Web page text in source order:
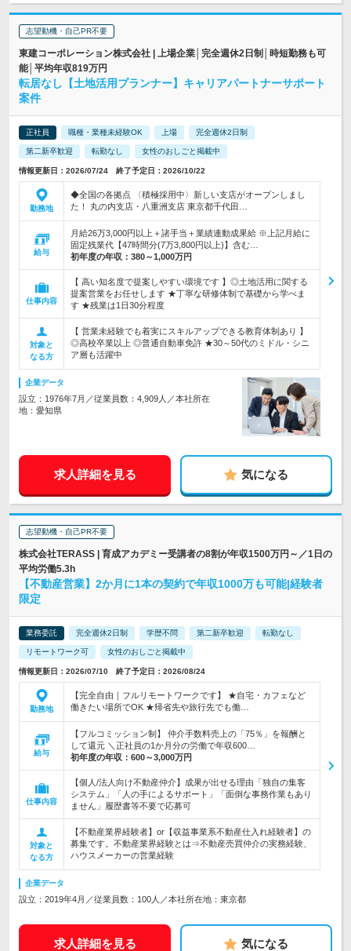
志望動機・自己PR不要
東建コーポレーション株式会社 | 上場企業│完全週休2日制│時短勤務も可
能│平均年収819万円
転居なし【土地活用プランナー】キャリアパートナーサポート
案件
正社員 職種・業種未経験OK 上場 完全週休2日制
第二新卒歓迎 転勤なし 女性のおしごと掲載中
情報更新日：2026/07/24 終了予定日：2026/10/22
勤務地
◆全国の各拠点 〈積極採用中〉新しい支店がオープンしまし
た！ 丸の内支店・八重洲支店 東京都千代田…
給与
月給26万3,000円以上＋諸手当＋業績連動成果給 ※上記月給に
固定残業代【47時間分(7万3,800円以上)】含む…
初年度の年収： 380～1,000万円
仕事内容
【 高い知名度で提案しやすい環境です 】◎土地活用に関する
提案営業をお任せします ★丁寧な研修体制で基礎から学べま
す ★残業は1日30分程度
対象と
なる方
【 営業未経験でも着実にスキルアップできる教育体制あり 】
◎高校卒業以上 ◎普通自動車免許 ★30～50代のミドル・シニ
ア層も活躍中
企業データ
設立：1976年7月／従業員数：4,909人／本社所在
地：愛知県
求人詳細を見る 気になる
志望動機・自己PR不要
株式会社TERASS | 育成アカデミー受講者の8割が年収1500万円～／1日の
平均労働5.3h
【不動産営業】2か月に1本の契約で年収1000万も可能|経験者
限定
業務委託 完全週休2日制 学歴不問 第二新卒歓迎 転勤なし
リモートワーク可 女性のおしごと掲載中
情報更新日：2026/07/10 終了予定日：2026/08/24
勤務地
【完全自由｜フルリモートワークです】 ★自宅・カフェなど
働きたい場所でOK ★帰省先や旅行先でも働…
給与
【フルコミッション制】 仲介手数料売上の「75％」を報酬と
して還元 ＼正社員の1か月分の労働で年収600…
初年度の年収： 600～3,000万円
仕事内容
【個人/法人向け不動産仲介】成果が出せる理由「独自の集客
システム」「人の手によるサポート」「面倒な事務作業もあり
ません」履歴書等不要で応募可
対象と
なる方
【不動産業界経験者】or【収益事業系不動産仕入れ経験者】の
募集です。不動産業界経験とは⇒不動産売買仲介の実務経験、
ハウスメーカーの営業経験
企業データ
設立：2019年4月／従業員数：100人／本社所在地：東京都
求人詳細を見る 気になる